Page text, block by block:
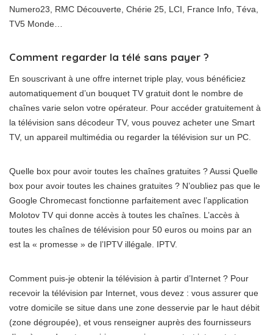
Numero23, RMC Découverte, Chérie 25, LCI, France Info, Téva,
TV5 Monde…
Comment regarder la télé sans payer ?
En souscrivant à une offre internet triple play, vous bénéficiez
automatiquement d’un bouquet TV gratuit dont le nombre de
chaînes varie selon votre opérateur. Pour accéder gratuitement à
la télévision sans décodeur TV, vous pouvez acheter une Smart
TV, un appareil multimédia ou regarder la télévision sur un PC.
Quelle box pour avoir toutes les chaînes gratuites ? Aussi Quelle
box pour avoir toutes les chaines gratuites ? N’oubliez pas que le
Google Chromecast fonctionne parfaitement avec l’application
Molotov TV qui donne accès à toutes les chaînes. L’accès à
toutes les chaînes de télévision pour 50 euros ou moins par an
est la « promesse » de l’IPTV illégale. IPTV.
Comment puis-je obtenir la télévision à partir d’Internet ? Pour
recevoir la télévision par Internet, vous devez : vous assurer que
votre domicile se situe dans une zone desservie par le haut débit
(zone dégroupée), et vous renseigner auprès des fournisseurs